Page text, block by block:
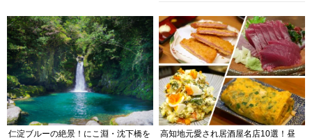
仁淀ブルーの絶景！にこ淵・沈下橋を
高知地元愛され居酒屋名店10選！昼